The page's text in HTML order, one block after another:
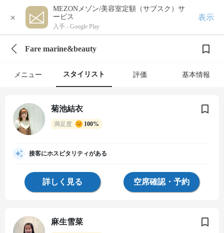
×
MEZONメゾン/美容室定額（サブスク）サ
ービス
入手 - Google Play
表示
Fare marine&beauty
メニュー スタイリスト 評価 基本情報
菊池結衣
満足度 100%
接客にホスピタリティがある
詳しく見る 空席確認・予約
麻生雪菜